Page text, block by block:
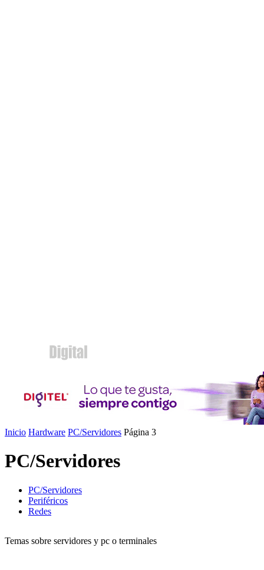
Inicio Hardware PC/Servidores Página 3
PC/Servidores
PC/Servidores
Periféricos
Redes
Temas sobre servidores y pc o terminales